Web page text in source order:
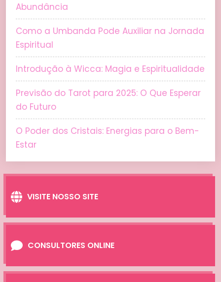
Abundância
Como a Umbanda Pode Auxiliar na Jornada
Espiritual
Introdução à Wicca: Magia e Espiritualidade
Previsão do Tarot para 2025: O Que Esperar
do Futuro
O Poder dos Cristais: Energias para o Bem-
Estar
VISITE NOSSO SITE
CONSULTORES ONLINE